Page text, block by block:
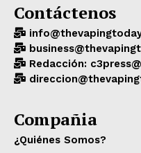
Contáctenos
Redacción:
Compañia
¿Quiénes Somos?